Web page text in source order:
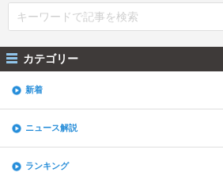
カテゴリー
新着
ニュース解説
ランキング